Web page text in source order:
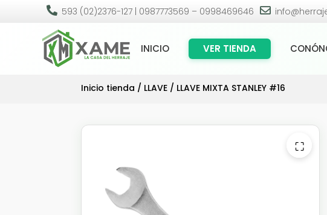
 593 (02)2376-127 | 0987773569 – 0998469646 
INICIO VER TIENDA
Inicio tienda / LLAVE / LLAVE MIXTA STANLEY #16
⛶